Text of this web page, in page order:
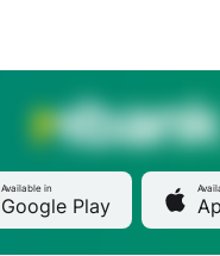
Available in
Google Play